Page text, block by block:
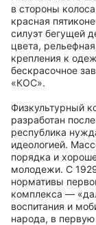
в стороны
красная
силуэт бегущей
цвета,
крепления к
бескрасочное
«КОС».
Физкультурный
разработан
республика
идеологией.
порядка и
молодежи. С
нормативы
комплекса —
воспитания и
народа, в